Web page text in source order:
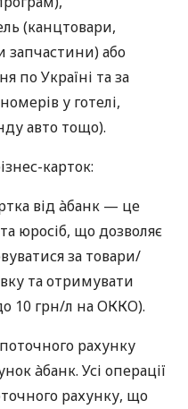
(канцтовари,
запчастини) або
по Україні та за
у готелі,
авто тощо).
карток:
від àбанк — це
юросіб, що дозволяє
за товари/
та отримувати
10 грн/л на ОККО).
рахунку
àбанк. Усі операції
рахунку, що